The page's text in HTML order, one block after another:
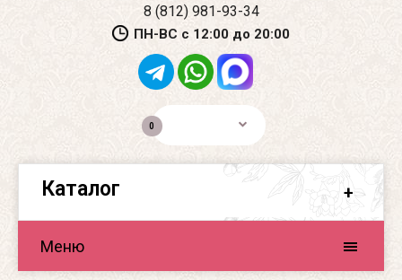
8 (812) 981-93-34
ПН-ВС с 12:00 до 20:00
0
Каталог
Меню